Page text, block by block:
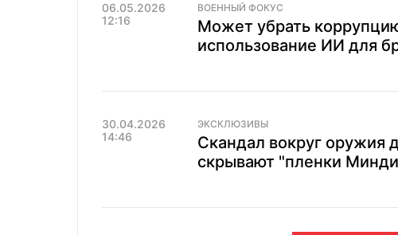
06.05.2026
12:16
ВОЕННЫЙ ФОКУС
Может убрать
использование ИИ для
30.04.2026
14:46
ЭКСКЛЮЗИВЫ
Скандал вокруг оружия
скрывают "пленки